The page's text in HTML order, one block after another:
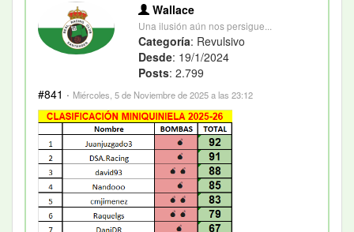
Wallace
Una ilusión aún nos persigue...
Categoría: Revulsivo
Desde: 19/1/2024
Posts: 2.799
#841 · Miércoles, 5 de Noviembre de 2025 a las 23:12